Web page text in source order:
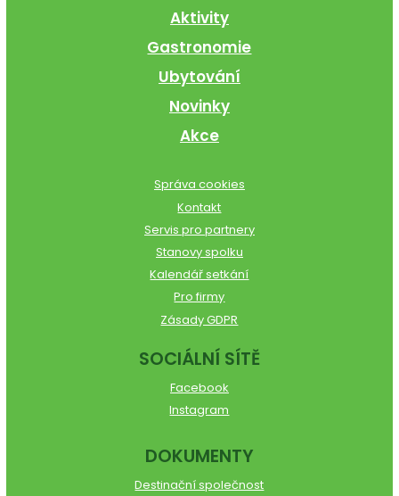
Aktivity
Gastronomie
Ubytování
Novinky
Akce
Správa cookies
Kontakt
Servis pro partnery
Stanovy spolku
Kalendář setkání
Pro firmy
Zásady GDPR
SOCIÁLNÍ SÍTĚ
Facebook
Instagram
DOKUMENTY
Destinační společnost